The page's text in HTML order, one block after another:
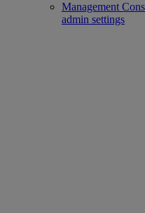
Management
admin settings